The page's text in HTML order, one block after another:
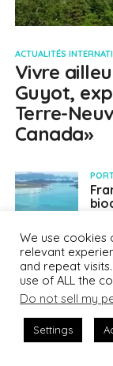
ACTUALITÉS
Vivre
Guyot,
Terre-
Canada»
la
We use cookies
relevant
and repeat
use of ALL the
Do not sell my
Settings